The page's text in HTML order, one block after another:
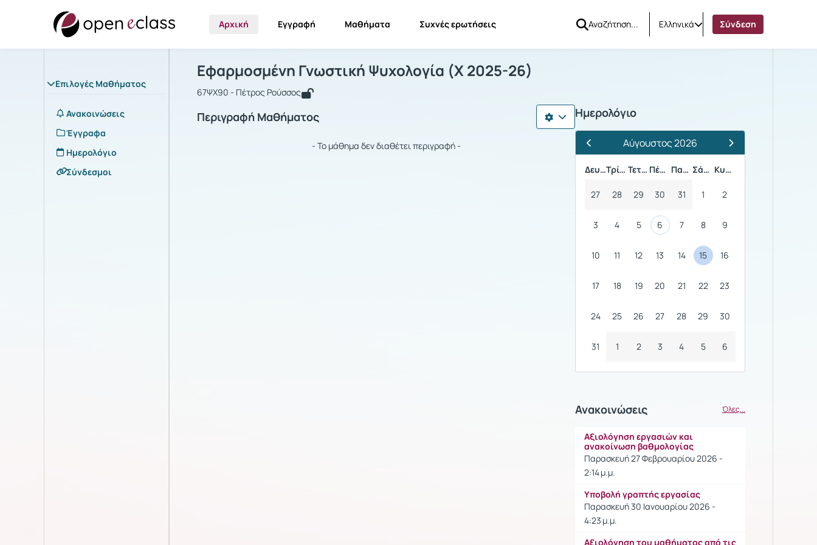
Αρχική Εγγραφή Μαθήματα Συχνές ερωτήσεις Ελληνικά Σύνδεση
Επιλογές Μαθήματος
Ανακοινώσεις
Έγγραφα
Ημερολόγιο
Σύνδεσμοι
Μάθημα : Εφαρμοσμένη Γνωστική Ψυχολογία (Χ 2025-26)
Εφαρμοσμένη Γνωστική Ψυχολογία (Χ 2025-26)
67ΨΧ90 - Πέτρος Ρούσσος
Περιγραφή Μαθήματος
- Το μάθημα δεν διαθέτει περιγραφή -
Ημερολόγιο
Προηγούμενος Μήνας
Αύγουστος 2026
Επόμενος Μήνας
Δευτέρα
Τρίτη Τετάρτη Πέμπτη Παρασκευή Σάββατο Κυριακή
27 28 29 30 31 1 2
3 4 5 6 7 8 9
10 11 12 13 14 15 16
17 18 19 20 21 22 23
24 25 26 27 28 29 30
31 1 2 3 4 5 6
Ανακοινώσεις Όλες...
Αξιολόγηση εργασιών και
ανακοίνωση βαθμολογίας
Παρασκευή 27 Φεβρουαρίου 2026 -
2:14 μ.μ.
Υποβολή γραπτής εργασίας
Παρασκευή 30 Ιανουαρίου 2026 -
4:23 μ.μ.
Αξιολόγηση του μαθήματος από τις